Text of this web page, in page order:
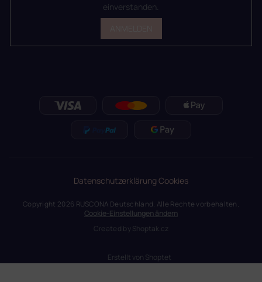
einverstanden.
DatenschutzerklärungCookies
Erstellt von Shoptet
Copyright 2026 RUSCONA Deutschland. Alle Rechte vorbehalten.
Cookie-Einstellungen ändern
Created byShoptak.cz